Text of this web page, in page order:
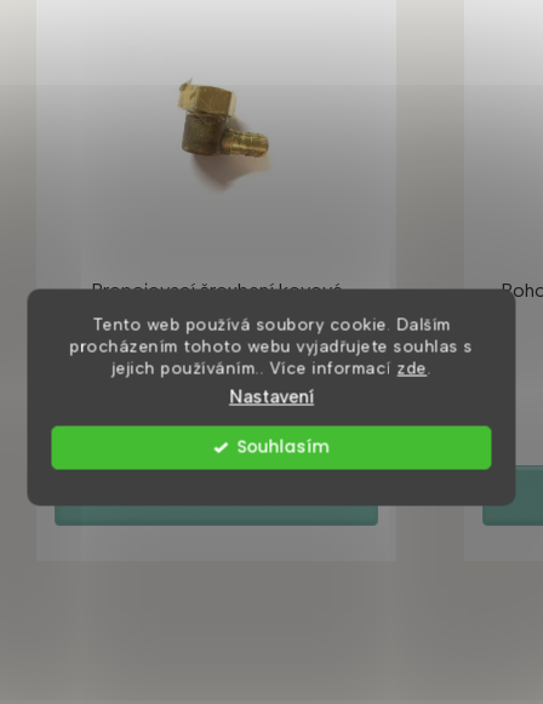
Tento web používá soubory cookie. Dalším
procházením tohoto webu vyjadřujete souhlas s
jejich používáním.. Více informací zde
Nastavení
Souhlasím
Propojovací šroubení kovové
150 Kč